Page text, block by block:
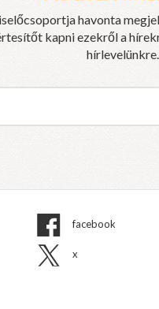
havonta
kapni ezekről a
hírlevelünkre.
facebook
x